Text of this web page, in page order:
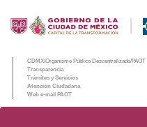
CDMX/Organismo Público Descentralizado/PAOT
Transparencia
Trámites y Servicios
Atención Ciudadana
Web e-mail PAOT